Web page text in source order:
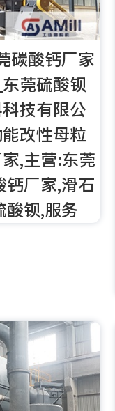
碳酸钙厂家
莞硫酸钡
技有限公
改性母粒
,主营:东莞
钙厂家,滑石
酸钡,服务